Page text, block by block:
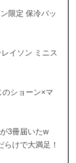
限定 保冷バッ
イソン ミニス
ショーン×マ
3冊届いたw
けで大満足！